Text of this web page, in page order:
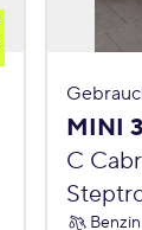
MINI
C
Benzin